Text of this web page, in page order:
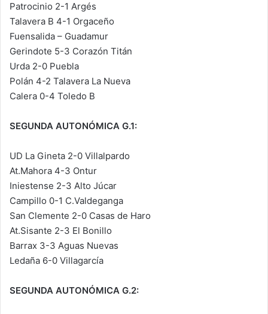
Patrocinio 2-1 Argés
Talavera B 4-1 Orgaceño
Fuensalida – Guadamur
Gerindote 5-3 Corazón Titán
Urda 2-0 Puebla
Polán 4-2 Talavera La Nueva
Calera 0-4 Toledo B
SEGUNDA AUTONÓMICA G.1:
UD La Gineta 2-0 Villalpardo
At.Mahora 4-3 Ontur
Iniestense 2-3 Alto Júcar
Campillo 0-1 C.Valdeganga
San Clemente 2-0 Casas de Haro
At.Sisante 2-3 El Bonillo
Barrax 3-3 Aguas Nuevas
Ledaña 6-0 Villagarcía
SEGUNDA AUTONÓMICA G.2: